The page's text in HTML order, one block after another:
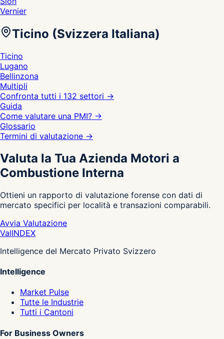
Vernier
Ticino (Svizzera Italiana)
Ticino
Lugano
Bellinzona
Multipli
Confronta tutti i 132 settori →
Guida
Come valutare una PMI? →
Glossario
Termini di valutazione →
Valuta la Tua Azienda Motori a
Combustione Interna
Ottieni un rapporto di valutazione forense con dati di
mercato specifici per località e transazioni comparabili.
Avvia Valutazione
ValINDEX
Intelligence del Mercato Privato Svizzero
Intelligence
Market Pulse
Tutte le Industrie
Tutti i Cantoni
For Business Owners